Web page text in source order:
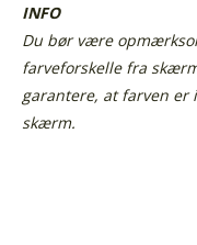
INFO
Du bør være
farveforskelle fra
garantere, at farven er
skærm.